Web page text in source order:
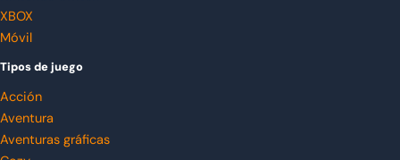
XBOX
Móvil
Tipos de juego
Acción
Aventura
Aventuras gráficas